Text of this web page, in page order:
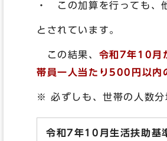
・ この加算を行っても、
とされています。
この結果、 令和7年10月
帯員一人当たり500円以
※ 必ずしも、世帯の人数
令和7年10月生活扶助基